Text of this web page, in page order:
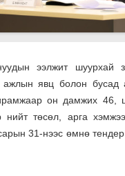
ээлжит шуурхай
явц болон бусад
он дамжих 46,
төсөл, арга
31-нээс өмнө